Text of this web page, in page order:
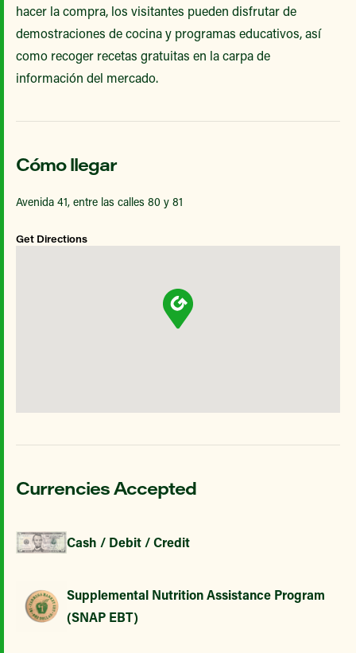
hacer la compra, los visitantes pueden disfrutar de
demostraciones de cocina y programas educativos, así
como recoger recetas gratuitas en la carpa de
información del mercado.
Cómo llegar
Avenida 41, entre las calles 80 y 81
Get Directions
Currencies Accepted
Cash / Debit / Credit
Supplemental Nutrition Assistance Program
(SNAP EBT)